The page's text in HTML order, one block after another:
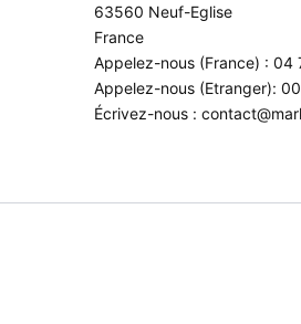
63560 Neuf-Eglise
France
Appelez-nous (France) : 04
Appelez-nous (Etranger):
Écrivez-nous :